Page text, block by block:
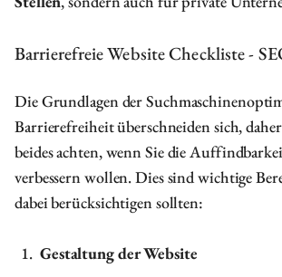
Barrierefreie Website Checkliste -
Die Grundlagen der
Barrierefreiheit überschneiden sich,
beides achten, wenn Sie die
verbessern wollen. Dies sind wichtige
dabei berücksichtigen sollten:
Gestaltung der Website